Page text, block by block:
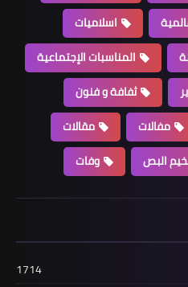
اسلاميات
المناسبات الإجتماعية
ثفافة و فنون
مفالات
مقالات
البص وفات
1714